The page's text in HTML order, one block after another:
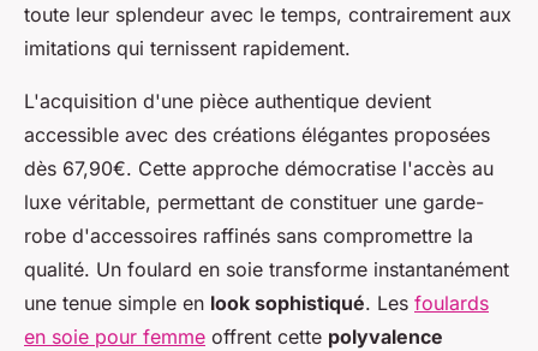
toute leur splendeur avec le temps, contrairement aux
imitations qui ternissent rapidement.
L'acquisition d'une pièce authentique devient
accessible avec des créations élégantes proposées
dès 67,90€. Cette approche démocratise l'accès au
luxe véritable, permettant de constituer une garde-
robe d'accessoires raffinés sans compromettre la
qualité. Un foulard en soie transforme instantanément
une tenue simple en look sophistiqué. Les foulards
en soie pour femme offrent cette polyvalence